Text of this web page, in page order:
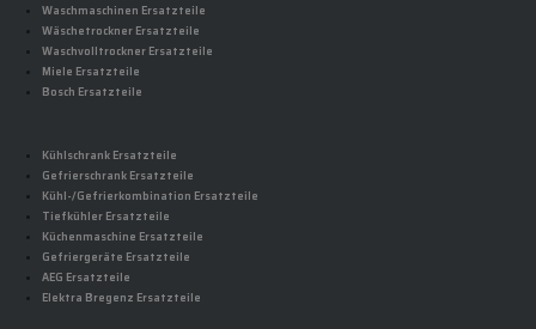
Waschmaschinen Ersatzteile
Wäschetrockner Ersatzteile
Waschvolltrockner Ersatzteile
Miele Ersatzteile
Bosch Ersatzteile
Kühlschrank Ersatzteile
Gefrierschrank Ersatzteile
Kühl-/Gefrierkombination Ersatzteile
Tiefkühler Ersatzteile
Küchenmaschine Ersatzteile
Gefriergeräte Ersatzteile
AEG Ersatzteile
Elektra Bregenz Ersatzteile